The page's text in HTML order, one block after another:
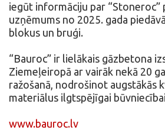
iegūt informāciju par “Stoneroc”
uzņēmums no 2025. gada
blokus un bruģi.
“Bauroc” ir lielākais gāzbetona
Ziemeļeiropā ar vairāk nekā 20
ražošanā, nodrošinot augstākās
materiālus ilgtspējīgai
www.bauroc.lv